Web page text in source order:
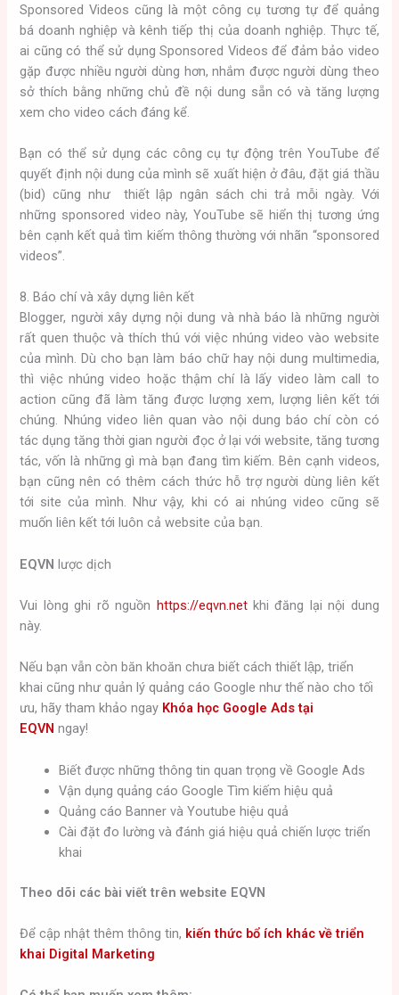
Sponsored Videos cũng là một công cụ tương tự để quảng
bá doanh nghiệp và kênh tiếp thị của doanh nghiệp. Thực tế,
ai cũng có thể sử dụng Sponsored Videos để đảm bảo video
gặp được nhiều người dùng hơn, nhắm được người dùng theo
sở thích bằng những chủ đề nội dung sẵn có và tăng lượng
xem cho video cách đáng kể.
Bạn có thể sử dụng các công cụ tự động trên YouTube để
quyết định nội dung của mình sẽ xuất hiện ở đâu, đặt giá thầu
(bid) cũng như thiết lập ngân sách chi trả mỗi ngày. Với
những sponsored video này, YouTube sẽ hiển thị tương ứng
bên cạnh kết quả tìm kiếm thông thường với nhãn “sponsored
videos”.
8. Báo chí và xây dựng liên kết
Blogger, người xây dựng nội dung và nhà báo là những người
rất quen thuộc và thích thú với việc nhúng video vào website
của mình. Dù cho bạn làm báo chữ hay nội dung multimedia,
thì việc nhúng video hoặc thậm chí là lấy video làm call to
action cũng đã làm tăng được lượng xem, lượng liên kết tới
chúng. Nhúng video liên quan vào nội dung báo chí còn có
tác dụng tăng thời gian người đọc ở lại với website, tăng tương
tác, vốn là những gì mà bạn đang tìm kiếm. Bên cạnh videos,
bạn cũng nên có thêm cách thức hỗ trợ người dùng liên kết
tới site của mình. Như vậy, khi có ai nhúng video cũng sẽ
muốn liên kết tới luôn cả website của bạn.
EQVN lược dịch
Vui lòng ghi rõ nguồn https://eqvn.netkhi đăng lại nội dung
này.
Nếu bạn vẫn còn băn khoăn chưa biết cách thiết lập, triển
khai cũng như quản lý quảng cáo Google như thế nào cho tối
ưu, hãy tham khảo ngay Khóa học Google Ads tại
EQVN ngay!
Biết được những thông tin quan trọng về Google Ads
Vận dụng quảng cáo Google Tìm kiếm hiệu quả
Quảng cáo Banner và Youtube hiệu quả
Cài đặt đo lường và đánh giá hiệu quả chiến lược triển
khai
Theo dõi các bài viết trên website EQVN
Để cập nhật thêm thông tin, kiến thức bổ ích khác về triển
khai Digital Marketing